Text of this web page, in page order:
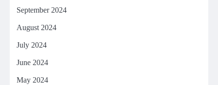
September 2024
August 2024
July 2024
June 2024
May 2024